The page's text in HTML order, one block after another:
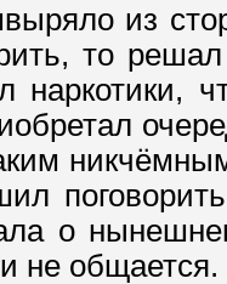
из
то
наркотики,
о
не общается.